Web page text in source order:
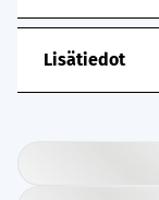
Lisätiedot